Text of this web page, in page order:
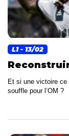
L1- 13/02
Et si une victoire ce
souffle pour l’OM ?